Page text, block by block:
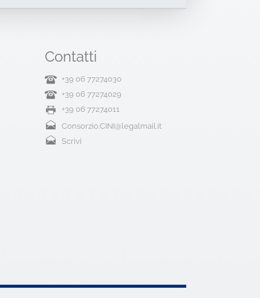
Contatti
+39 06 77274030
+39 06 77274029
+39 06 77274011
Consorzio.CINI@legalmail.it
Scrivi